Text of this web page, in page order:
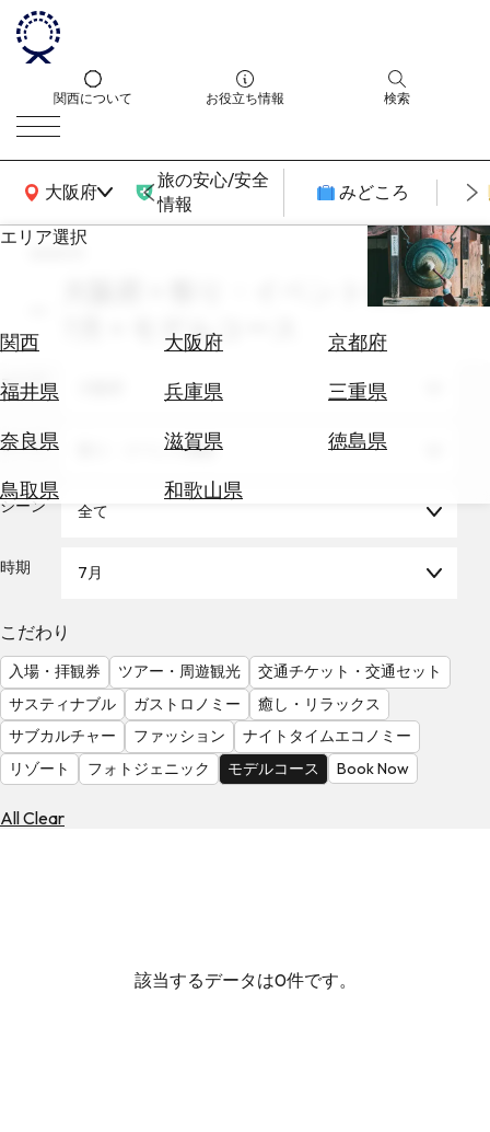
関西について お役立ち情報 検索
大阪府
関西広域MAP
旅の安心/安全
情報
みどころ
エリア選択
関西 大阪府
京都府
福井県
兵庫県
三重県
奈良県
滋賀県
徳島県
鳥取県
和歌山県
エ
券
テ
を
る
気
を
見
る
search
大阪府 × 祭り・イベント体験 ×
7月 × モデルコース
エリア
テーマ 祭り・イベント体験
シーン 全て
時期 7月
こだわり
入場・拝観券 ツアー・周遊観光
交通チケット・交通セット
サスティナブル
ガストロノミー
癒し・リラックス
サブカルチャー
ファッション
ナイトタイムエコノミー
リゾート
フォトジェニック モデルコース Book Now
All Clear
該当するデータは0件です。